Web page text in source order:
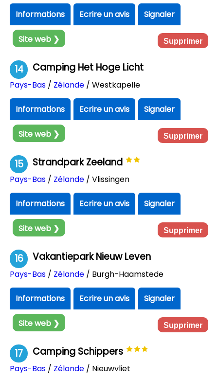
Informations Ecrire un avis Signaler
Site web ❯ Supprimer
14 Camping Het Hoge Licht
Pays-Bas / Zélande / Westkapelle
Informations Ecrire un avis Signaler
Site web ❯ Supprimer
15 Strandpark Zeeland
Pays-Bas / Zélande / Vlissingen
Informations Ecrire un avis Signaler
Site web ❯ Supprimer
16 Vakantiepark Nieuw Leven
Pays-Bas / Zélande / Burgh-Haamstede
Informations Ecrire un avis Signaler
Site web ❯ Supprimer
17 Camping Schippers
Pays-Bas / Zélande / Nieuwvliet